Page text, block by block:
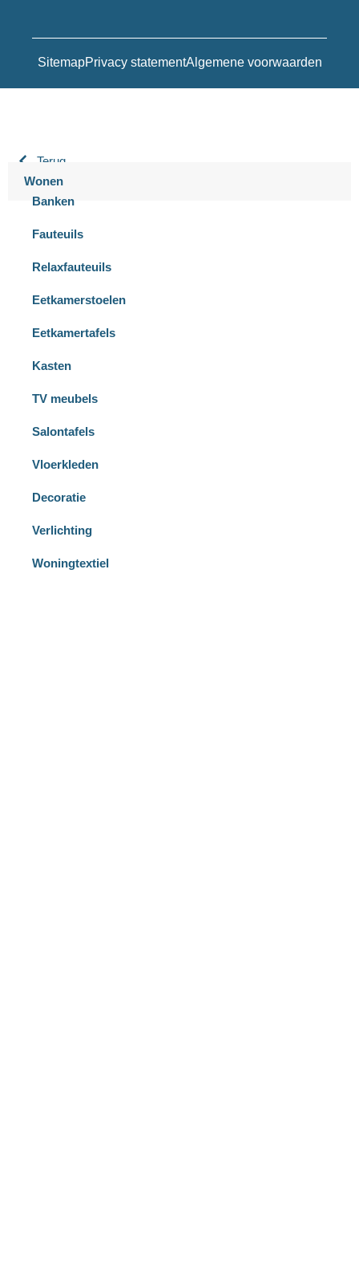
SitemapPrivacy statementAlgemene voorwaarden
Terug
Wonen
Banken
Fauteuils
Relaxfauteuils
Eetkamerstoelen
Eetkamertafels
Kasten
TV meubels
Salontafels
Vloerkleden
Decoratie
Verlichting
Woningtextiel